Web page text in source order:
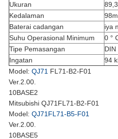
Ukuran
Kedalaman
Baterai cadangan
iya
Suhu Operasional Minimum
0 °
Tipe Pemasangan
DIN
Ingatan
94
Model: QJ71FL71-B2-F01
Ver.2.00.
10BASE2
Mitsubishi QJ71FL71-B2-F01
Model: QJ71FL71-B5-F01
Ver.2.00.
10BASE5